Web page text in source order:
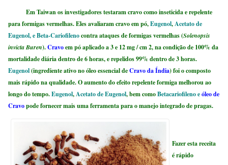
Em Taiwan os investigadores testaram cravo como inseticida e repelente
para formigas vermelhas. Eles avaliaram cravo em pó,Eugenol,Acetato de
Eugenol, e Beta-Cariofilenocontra ataques de formigas vermelhas (Solenopsis
invicta Buren).Cravoem pó aplicado a 3 e 12 mg / cm 2, na condição de 100% da
mortalidade diária dentro de 6 horas, e repelidos 99% dentro de 3 horas.
Eugenol(ingrediente ativo no óleo essencial deCravo da Índia) foi o composto
mais rápido na qualidade. O aumento do efeito repelente formiga melhorou ao
longo do tempo.Eugenol,Acetato de Eugenol, bem comoBetacariofileno eóleo de
Cravopode fornecer mais uma ferramenta para o manejo integrado de pragas.
Fazer esta receita
é rápido